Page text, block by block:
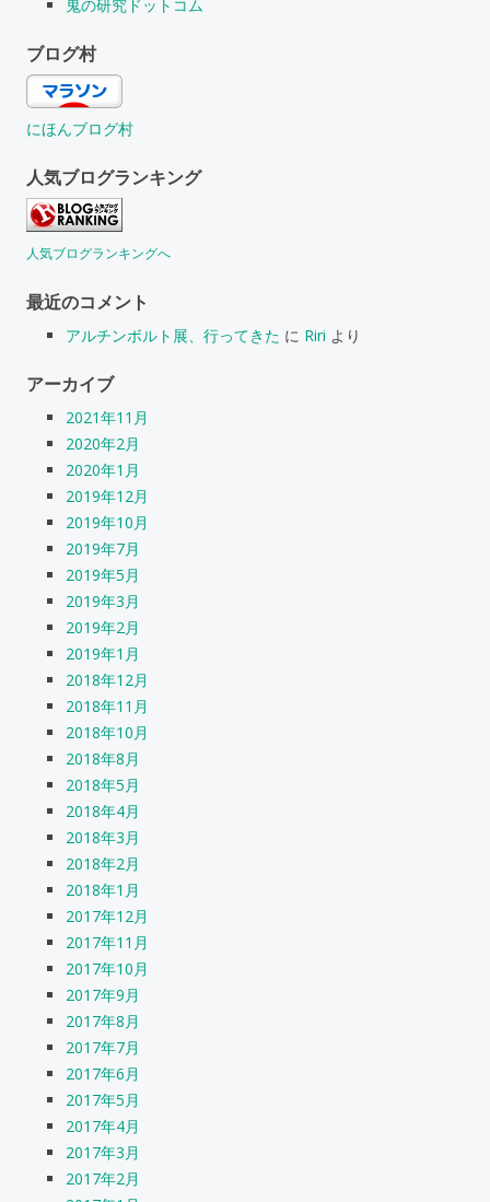
鬼の研究ドットコム
ブログ村
にほんブログ村
人気ブログランキング
人気ブログランキングへ
最近のコメント
アルチンボルト展、行ってきた に Riri より
アーカイブ
2021年11月
2020年2月
2020年1月
2019年12月
2019年10月
2019年7月
2019年5月
2019年3月
2019年2月
2019年1月
2018年12月
2018年11月
2018年10月
2018年8月
2018年5月
2018年4月
2018年3月
2018年2月
2018年1月
2017年12月
2017年11月
2017年10月
2017年9月
2017年8月
2017年7月
2017年6月
2017年5月
2017年4月
2017年3月
2017年2月